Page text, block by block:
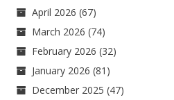
April 2026 (67)
March 2026 (74)
February 2026 (32)
January 2026 (81)
December 2025 (47)